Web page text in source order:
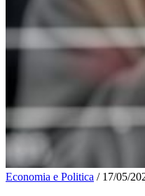
Economia e Politica / 17/05/